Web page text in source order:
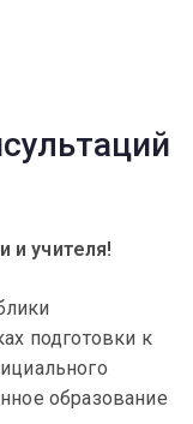
и учителя!
подготовки к
образование